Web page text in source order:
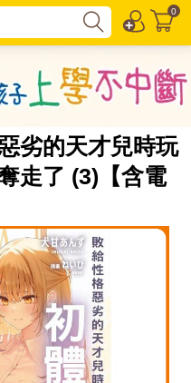
0
劣的天才兒時玩
走了 (3)【含電